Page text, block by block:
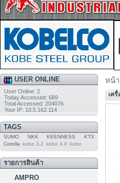
USER ONLINE
User Online: 2
Today Accessed: 689
Total Accessed: 204076
Your IP: 10.5.162.114
TAGS
SUMO NKK KEENNESS
KTX
Corolla kobe 3.2 kobe 4.0 kobe
รายการสินค้า
AMPRO
หน้
เค